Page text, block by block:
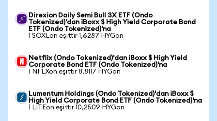
Direxion Daily Semi Bull 3X ETF (Ondo
Tokenized)'dan iBoxx $ High Yield Corporate Bond
ETF (Ondo Tokenized)'na
1 SOXLon eşittir 1,6287 HYGon
Netflix (Ondo Tokenized)'dan iBoxx $ High Yield
Corporate Bond ETF (Ondo Tokenized)'na
1 NFLXon eşittir 8,8117 HYGon
Lumentum Holdings (Ondo Tokenized)'dan iBoxx $
High Yield Corporate Bond ETF (Ondo Tokenized)'na
1 LITEon eşittir 10,2509 HYGon